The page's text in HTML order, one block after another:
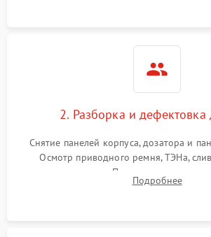
2. Разборка и дефектовка
Снятие панелей корпуса, дозатора и
Осмотр приводного ремня, ТЭНа,
амортизаторов. Проверка
крестовины на износ, а манжеты
Подробнее